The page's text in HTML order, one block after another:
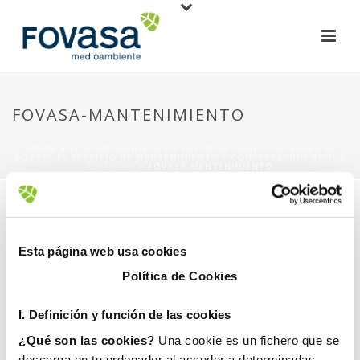
Esta página web usa cookies
Política de Cookies
I. Definición y función de las cookies
¿Qué son las cookies? Una cookie es un fichero que se
FOVASA-MANTENIMIENTO
27 noviembre, 2017